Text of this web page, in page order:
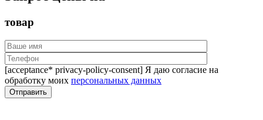
товар
[acceptance* privacy-policy-consent] Я даю согласие на
обработку моих персональных данных